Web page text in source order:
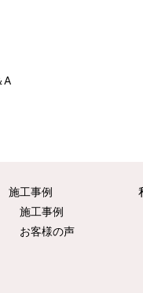
A
施⼯事例
施⼯事例
お客様の声